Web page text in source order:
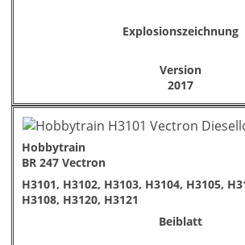
Explosionszeichnung
Version
2017
Hobbytrain
BR 247 Vectron
H3101, H3102, H3103, H3104, H3105,
H3108, H3120, H3121
Beiblatt